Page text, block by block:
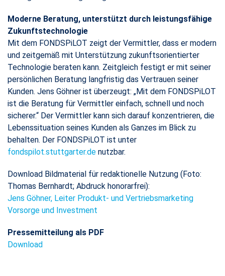
Moderne Beratung, unterstützt durch leistungsfähige
Zukunftstechnologie
​​​​​​​Mit dem FONDSPiLOT zeigt der Vermittler, dass er modern
und zeitgemäß mit Unterstützung zukunftsorientierter
Technologie beraten kann. Zeitgleich festigt er mit seiner
persönlichen Beratung langfristig das Vertrauen seiner
Kunden. Jens Göhner ist überzeugt: „Mit dem FONDSPiLOT
ist die Beratung für Vermittler einfach, schnell und noch
sicherer.“ Der Vermittler kann sich darauf konzentrieren, die
Lebenssituation seines Kunden als Ganzes im Blick zu
behalten. Der FONDSPiLOT ist unter
fondspilot.stuttgarter.de nutzbar.
Download Bildmaterial für redaktionelle Nutzung (Foto:
Thomas Bernhardt; Abdruck honorarfrei):
Jens Göhner, Leiter Produkt- und Vertriebsmarketing
Vorsorge und Investment
Pressemitteilung als PDF
Download